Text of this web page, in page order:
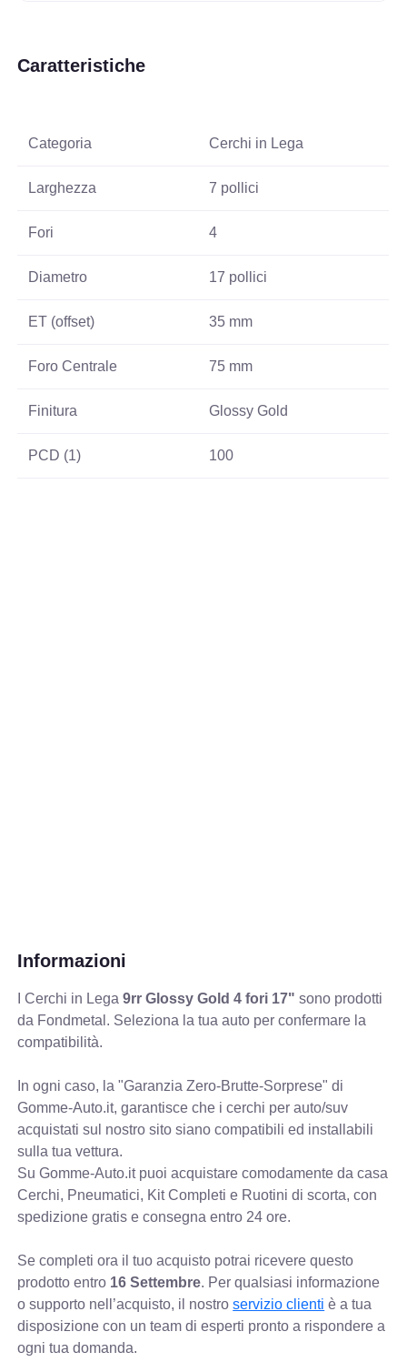
Caratteristiche
Categoria Cerchi in Lega
Larghezza 7 pollici
Fori 4
Diametro 17 pollici
ET (offset) 35 mm
Foro Centrale 75 mm
Finitura Glossy Gold
PCD (1) 100
Informazioni
I Cerchi in Lega9rr Glossy Gold 4 fori 17" sono prodotti
da Fondmetal. Seleziona la tua auto per confermare la
compatibilità.
In ogni caso, la "Garanzia Zero-Brutte-Sorprese" di
Gomme-Auto.it, garantisce che i cerchi per auto/suv
acquistati sul nostro sito siano compatibili ed installabili
sulla tua vettura.
Su Gomme-Auto.it puoi acquistare comodamente da casa
Cerchi, Pneumatici, Kit Completi e Ruotini di scorta, con
spedizione gratis e consegna entro 24 ore.
Se completi ora il tuo acquisto potrai ricevere questo
prodotto entro 16 Settembre. Per qualsiasi informazione
o supporto nell’acquisto, il nostroservizio clienti è a tua
disposizione con un team di esperti pronto a rispondere a
ogni tua domanda.